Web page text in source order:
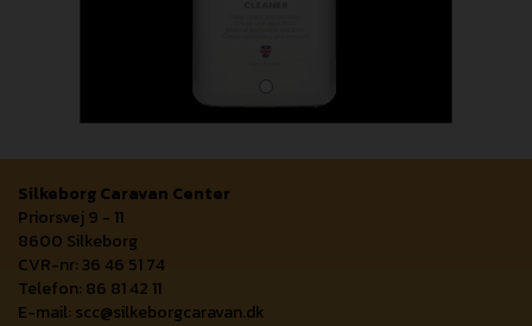
Silkeborg Caravan Center
Priorsvej 9 - 11
8600 Silkeborg
CVR-nr: 36 46 51 74
Telefon: 86 81 42 11
E-mail: scc@silkeborgcaravan.dk